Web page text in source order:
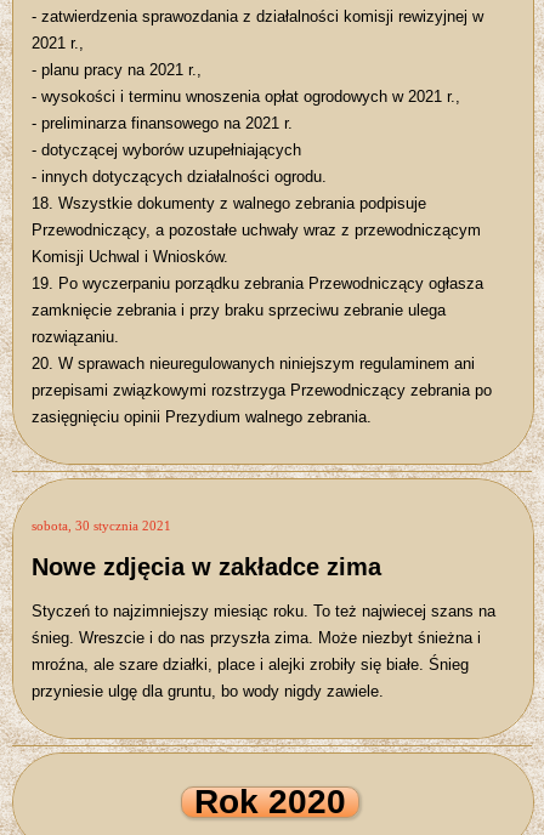
- zatwierdzenia sprawozdania z działalności komisji rewizyjnej w
2021 r.,
- planu pracy na 2021 r.,
- wysokości i terminu wnoszenia opłat ogrodowych w 2021 r.,
- preliminarza finansowego na 2021 r.
- dotyczącej wyborów uzupełniających
- innych dotyczących działalności ogrodu.
18. Wszystkie dokumenty z walnego zebrania podpisuje
Przewodniczący, a pozostałe uchwały wraz z przewodniczącym
Komisji Uchwal i Wniosków.
19. Po wyczerpaniu porządku zebrania Przewodniczący ogłasza
zamknięcie zebrania i przy braku sprzeciwu zebranie ulega
rozwiązaniu.
20. W sprawach nieuregulowanych niniejszym regulaminem ani
przepisami związkowymi rozstrzyga Przewodniczący zebrania po
zasięgnięciu opinii Prezydium walnego zebrania.
sobota, 30 stycznia 2021
Nowe zdjęcia w zakładce zima
Styczeń to najzimniejszy miesiąc roku. To też najwiecej szans na
śnieg. Wreszcie i do nas przyszła zima. Może niezbyt śnieżna i
mroźna, ale szare działki, place i alejki zrobiły się białe. Śnieg
przyniesie ulgę dla gruntu, bo wody nigdy zawiele.
Rok 2020